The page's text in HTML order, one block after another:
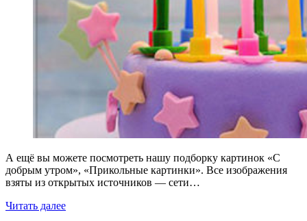
А ещё вы можете посмотреть нашу подборку картинок «С
добрым утром», «Прикольные картинки». Все изображения
взяты из открытых источников — сети…
Читать далее